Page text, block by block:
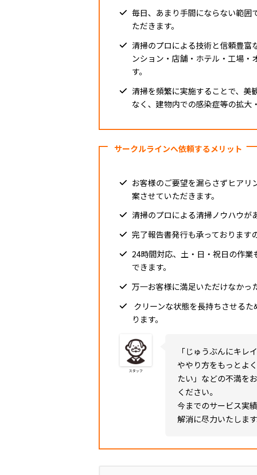
毎日、あまり手間にならない範囲
ただきます。
清掃のプロによる技術と信頼豊富
ンション・店舗・ホテル・工場・
す。
清掃を頻繁に実施することで、美
なく、建物内での感染症等の拡大
サークルラインへ依頼するメリット
お客様のご要望を漏らさずヒアリ
案させていただきます。
清掃のプロによる清掃ノウハウが
完了報告書発行も承っております
24時間対応、土・日・祝日の作
できます。
万一お客様に満足いただけなかっ
クリーンな状態を長持ちさせる
ります。
スタッフ
「じゅうぶんにキレ
ややり方をもっとよ
たい」などの不満を
ください。
今までのサービス実
解消に尽力いたします